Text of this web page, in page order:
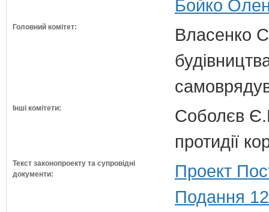
Бойко
Головний комітет:
Власенко
Інші комітети:
Соболєв
протидії
Текст законопроекту та супровідні
документи:
Проект
Подання